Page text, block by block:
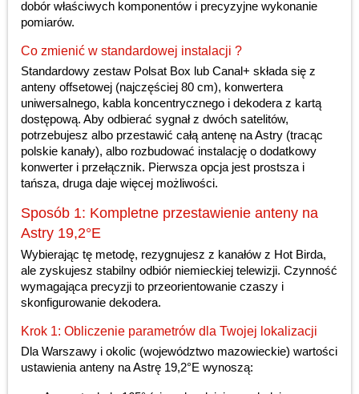
dobór właściwych komponentów i precyzyjne wykonanie
pomiarów.
Co zmienić w standardowej instalacji ?
Standardowy zestaw Polsat Box lub Canal+ składa się z
anteny offsetowej (najczęściej 80 cm), konwertera
uniwersalnego, kabla koncentrycznego i dekodera z kartą
dostępową. Aby odbierać sygnał z dwóch satelitów,
potrzebujesz albo przestawić całą antenę na Astry (tracąc
polskie kanały), albo rozbudować instalację o dodatkowy
konwerter i przełącznik. Pierwsza opcja jest prostsza i
tańsza, druga daje więcej możliwości.
Sposób 1: Kompletne przestawienie anteny na
Astry 19,2°E
Wybierając tę metodę, rezygnujesz z kanałów z Hot Birda,
ale zyskujesz stabilny odbiór niemieckiej telewizji. Czynność
wymagająca precyzji to przeorientowanie czaszy i
skonfigurowanie dekodera.
Krok 1: Obliczenie parametrów dla Twojej lokalizacji
Dla Warszawy i okolic (województwo mazowieckie) wartości
ustawienia anteny na Astrę 19,2°E wynoszą: